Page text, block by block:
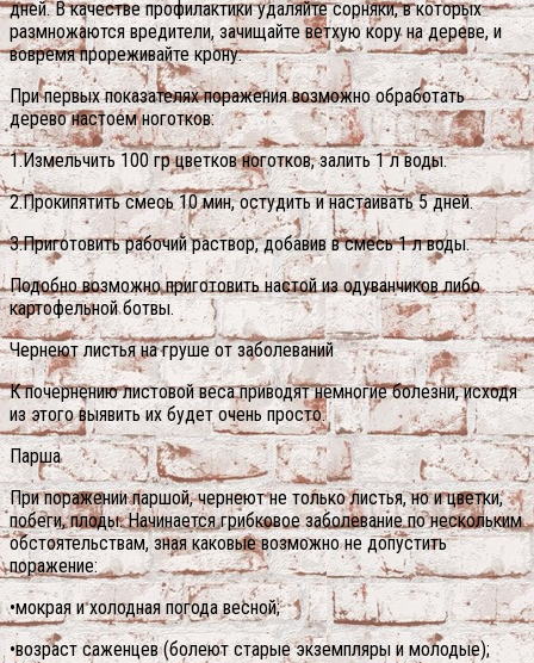
дней. В качестве профилактики удаляйте сорняки, в которых
размножаются вредители, зачищайте ветхую кору на дереве, и
вовремя прореживайте крону.
При первых показателях поражения возможно обработать
дерево настоем ноготков:
1.Измельчить 100 гр цветков ноготков, залить 1 л воды.
2.Прокипятить смесь 10 мин, остудить и настаивать 5 дней.
3.Приготовить рабочий раствор, добавив в смесь 1 л воды.
Подобно возможно приготовить настой из одуванчиков либо
картофельной ботвы.
Чернеют листья на груше от заболеваний
К почернению листовой веса приводят немногие болезни, исходя
из этого выявить их будет очень просто.
Парша
При поражении паршой, чернеют не только листья, но и цветки,
побеги, плоды. Начинается грибковое заболевание по нескольким
обстоятельствам, зная каковые возможно не допустить
поражение:
•мокрая и холодная погода весной;
•возраст саженцев (болеют старые экземпляры и молодые);